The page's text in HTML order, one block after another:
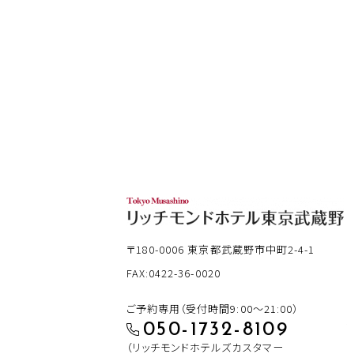
〒180-0006東京都武蔵野市中町2-4-1
FAX:0422-36-0020
ご予約専用（受付時間9:00～21:00）
050-1732-8109
（リッチモンドホテルズカスタマー